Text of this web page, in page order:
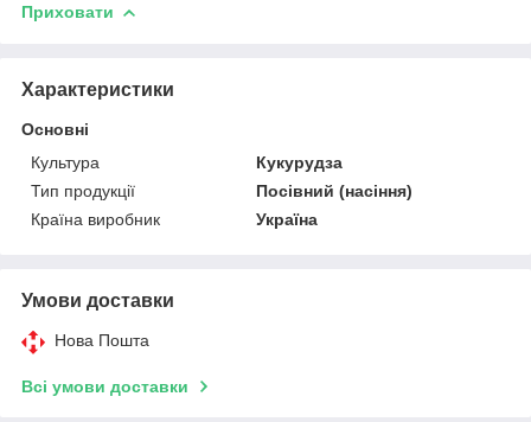
Приховати
Характеристики
Основні
Культура
Кукурудза
Тип продукції
Посівний (насіння)
Країна виробник
Україна
Умови доставки
Нова Пошта
Всі умови доставки